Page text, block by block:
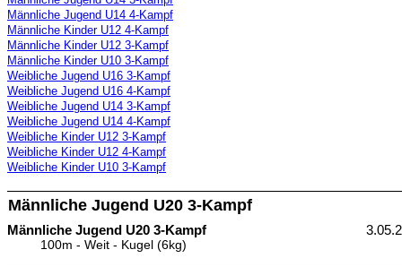
Männliche Jugend U14 4-Kampf
Männliche Kinder U12 4-Kampf
Männliche Kinder U12 3-Kampf
Männliche Kinder U10 3-Kampf
Weibliche Jugend U16 3-Kampf
Weibliche Jugend U16 4-Kampf
Weibliche Jugend U14 3-Kampf
Weibliche Jugend U14 4-Kampf
Weibliche Kinder U12 3-Kampf
Weibliche Kinder U12 4-Kampf
Weibliche Kinder U10 3-Kampf
Männliche Jugend U20 3-Kampf
Männliche Jugend U20 3-Kampf
100m - Weit - Kugel (6kg)